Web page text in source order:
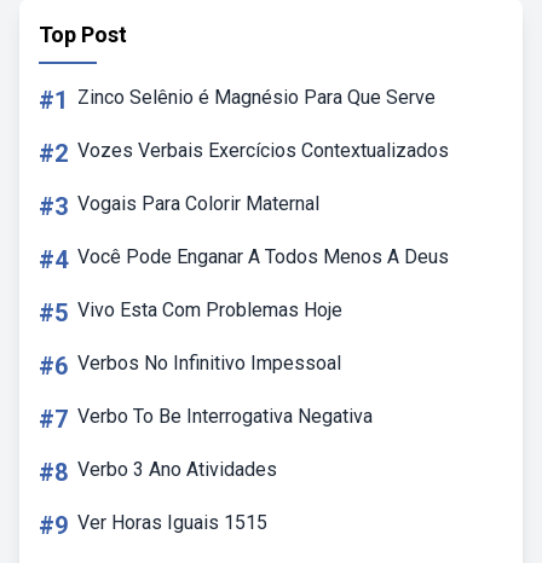
Top Post
#1 Zinco Selênio é Magnésio Para Que Serve
#2 Vozes Verbais Exercícios Contextualizados
#3 Vogais Para Colorir Maternal
#4 Você Pode Enganar A Todos Menos A Deus
#5 Vivo Esta Com Problemas Hoje
#6 Verbos No Infinitivo Impessoal
#7 Verbo To Be Interrogativa Negativa
#8 Verbo 3 Ano Atividades
#9 Ver Horas Iguais 1515